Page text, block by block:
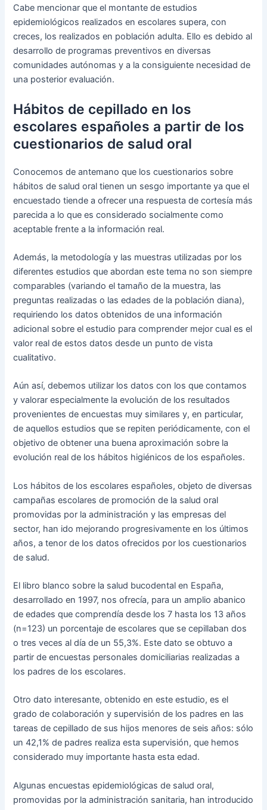
Cabe mencionar que el montante de estudios
epidemiológicos realizados en escolares supera, con
creces, los realizados en población adulta. Ello es debido al
desarrollo de programas preventivos en diversas
comunidades autónomas y a la consiguiente necesidad de
una posterior evaluación.
Hábitos de cepillado en los
escolares españoles a partir de los
cuestionarios de salud oral
Conocemos de antemano que los cuestionarios sobre
hábitos de salud oral tienen un sesgo importante ya que el
encuestado tiende a ofrecer una respuesta de cortesía más
parecida a lo que es considerado socialmente como
aceptable frente a la información real.
Además, la metodología y las muestras utilizadas por los
diferentes estudios que abordan este tema no son siempre
comparables (variando el tamaño de la muestra, las
preguntas realizadas o las edades de la población diana),
requiriendo los datos obtenidos de una información
adicional sobre el estudio para comprender mejor cual es el
valor real de estos datos desde un punto de vista
cualitativo.
Aún así, debemos utilizar los datos con los que contamos
y valorar especialmente la evolución de los resultados
provenientes de encuestas muy similares y, en particular,
de aquellos estudios que se repiten periódicamente, con el
objetivo de obtener una buena aproximación sobre la
evolución real de los hábitos higiénicos de los españoles.
Los hábitos de los escolares españoles, objeto de diversas
campañas escolares de promoción de la salud oral
promovidas por la administración y las empresas del
sector, han ido mejorando progresivamente en los últimos
años, a tenor de los datos ofrecidos por los cuestionarios
de salud.
El libro blanco sobre la salud bucodental en España,
desarrollado en 1997, nos ofrecía, para un amplio abanico
de edades que comprendía desde los 7 hasta los 13 años
(n=123) un porcentaje de escolares que se cepillaban dos
o tres veces al día de un 55,3%. Este dato se obtuvo a
partir de encuestas personales domiciliarias realizadas a
los padres de los escolares.
Otro dato interesante, obtenido en este estudio, es el
grado de colaboración y supervisión de los padres en las
tareas de cepillado de sus hijos menores de seis años: sólo
un 42,1% de padres realiza esta supervisión, que hemos
considerado muy importante hasta esta edad.
Algunas encuestas epidemiológicas de salud oral,
promovidas por la administración sanitaria, han introducido